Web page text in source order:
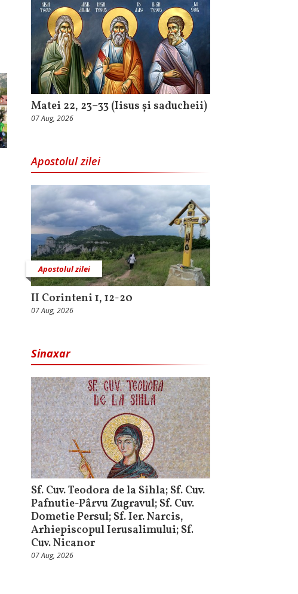
Matei 22, 23–33 (Iisus și saducheii)
07 Aug, 2026
Apostolul zilei
Apostolul zilei
II Corinteni 1, 12-20
07 Aug, 2026
Sinaxar
Sf. Cuv. Teodora de la Sihla; Sf. Cuv.
Pafnutie-Pârvu Zugravul; Sf. Cuv.
Dometie Persul; Sf. Ier. Narcis,
Arhiepiscopul Ierusalimului; Sf.
Cuv. Nicanor
07 Aug, 2026